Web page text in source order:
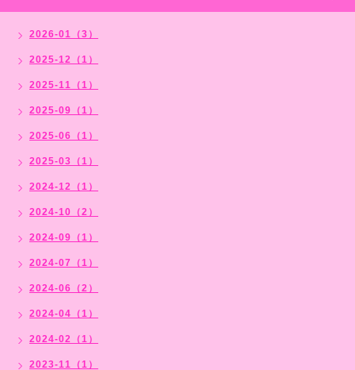
2026-01（3）
2025-12（1）
2025-11（1）
2025-09（1）
2025-06（1）
2025-03（1）
2024-12（1）
2024-10（2）
2024-09（1）
2024-07（1）
2024-06（2）
2024-04（1）
2024-02（1）
2023-11（1）